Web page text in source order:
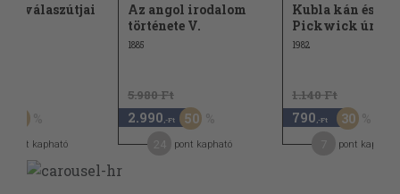
válaszútjai
pont kapható
Az angol irodalom
története V.
1885
5.980 Ft
2.990 ,-Ft 50
pont kapható
Kubla kán és
Pickwick úr
1982
1.140 Ft
790 ,-Ft 30
pont kapható